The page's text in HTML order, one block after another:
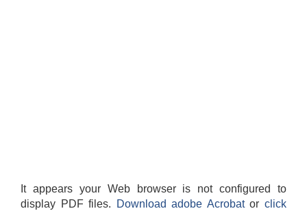
It appears your Web browser is not configured to
display PDF files.
Download adobe Acrobatorclick